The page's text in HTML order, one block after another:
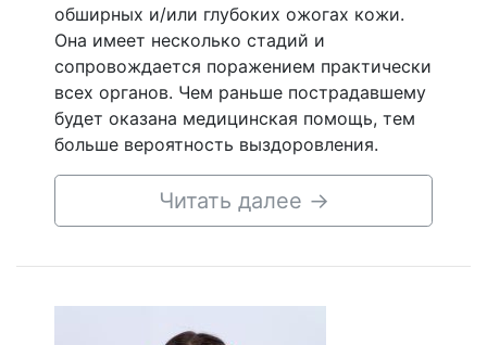
обширных и/или глубоких ожогах кожи.
Она имеет несколько стадий и
сопровождается поражением практически
всех органов. Чем раньше пострадавшему
будет оказана медицинская помощь, тем
больше вероятность выздоровления.
Читать далее →